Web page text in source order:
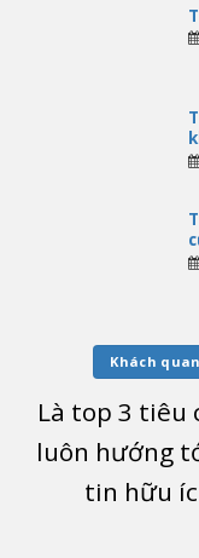
Khách quan
Là top 3 tiêu
luôn hướng
tin hữu